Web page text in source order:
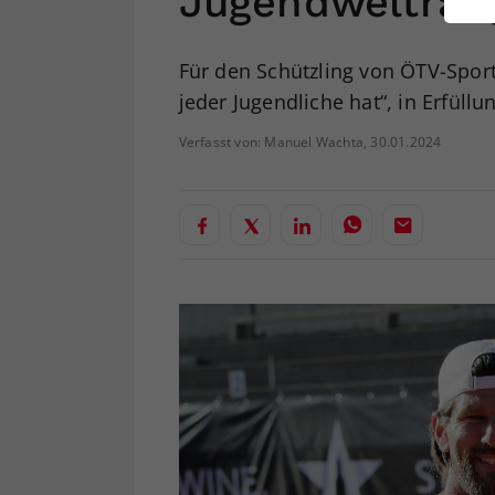
Für den Schützling von ÖTV-
jeder Jugendliche hat“, in
Verfasst von: Manuel Wachta, 30.01.2024